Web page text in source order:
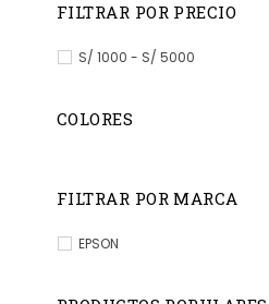
FILTRAR POR PRECIO
S/ 1000 - S/ 5000
COLORES
FILTRAR POR MARCA
EPSON